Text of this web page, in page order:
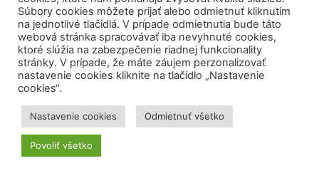
Súbory cookies môžete prijať alebo odmietnuť kliknutím
na jednotlivé tlačidlá. V prípade odmietnutia bude táto
webová stránka spracovávať iba nevyhnuté cookies,
ktoré slúžia na zabezpečenie riadnej funkcionality
stránky. V prípade, že máte záujem perzonalizovať
nastavenie cookies kliknite na tlačidlo „Nastavenie
cookies“.
Nastavenie cookies Odmietnuť všetko
Povoliť všetko